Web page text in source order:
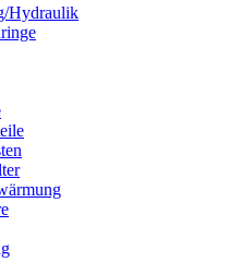
Hydraulik